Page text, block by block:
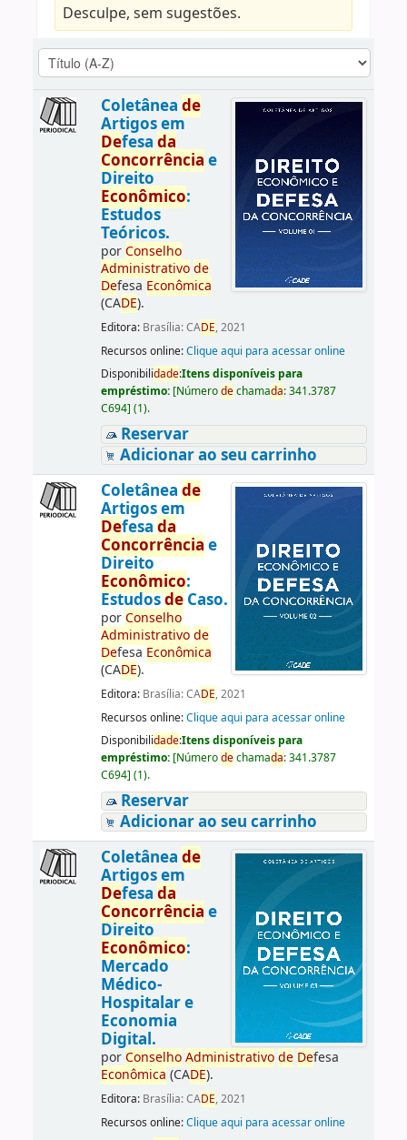
Desculpe, sem sugestões.
Coletânea de
Artigos em
Defesa da
Concorrência e
Direito
Econômico:
Estudos
Teóricos.
porConselho
Administrativo de
Defesa Econômica
(CADE).
Editora: Brasília: CADE, 2021
Recursos online:Clique aqui para acessar online
Disponibilidade:Itens disponíveis para
empréstimo: [Númerodechamada:341.3787
C694] (1).
Reservar
Adicionar ao seu carrinho
Coletânea de
Artigos em
Defesa da
Concorrência e
Direito
Econômico:
EstudosdeCaso.
porConselho
Administrativo de
Defesa Econômica
(CADE).
Editora: Brasília: CADE, 2021
Recursos online:Clique aqui para acessar online
Disponibilidade:Itens disponíveis para
empréstimo: [Númerodechamada:341.3787
C694] (1).
Reservar
Adicionar ao seu carrinho
Coletânea de
Artigos em
Defesa da
Concorrência e
Direito
Econômico:
Mercado
Médico-
Hospitalar e
Economia
Digital.
porConselho Administrativo de Defesa
Econômica (CADE).
Editora: Brasília: CADE, 2021
Recursos online:Clique aqui para acessar online